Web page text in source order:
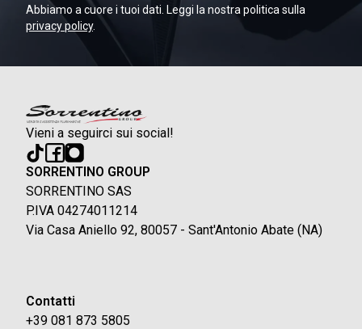
Abbiamo a cuore i tuoi dati. Leggi la nostra politica sulla
privacy policy.
Vieni a seguirci sui social!
SORRENTINO GROUP
SORRENTINO SAS
P.IVA 04274011214
Via Casa Aniello 92, 80057 - Sant'Antonio Abate (NA)
Contatti
+39 081 873 5805